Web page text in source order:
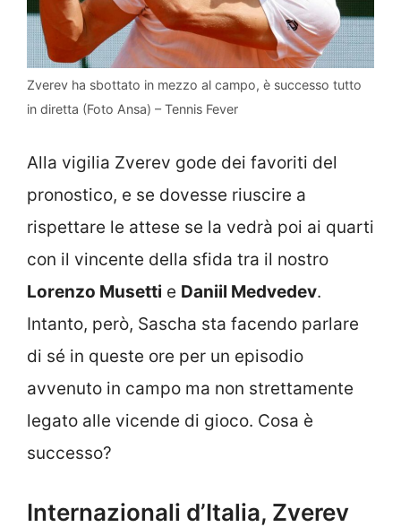
Zverev ha sbottato in mezzo al campo, è successo tutto
in diretta (Foto Ansa) – Tennis Fever
Alla vigilia Zverev gode dei favoriti del
pronostico, e se dovesse riuscire a
rispettare le attese se la vedrà poi ai quarti
con il vincente della sfida tra il nostro
Lorenzo Musetti e Daniil Medvedev.
Intanto, però, Sascha sta facendo parlare
di sé in queste ore per un episodio
avvenuto in campo ma non strettamente
legato alle vicende di gioco. Cosa è
successo?
Internazionali d’Italia, Zverev